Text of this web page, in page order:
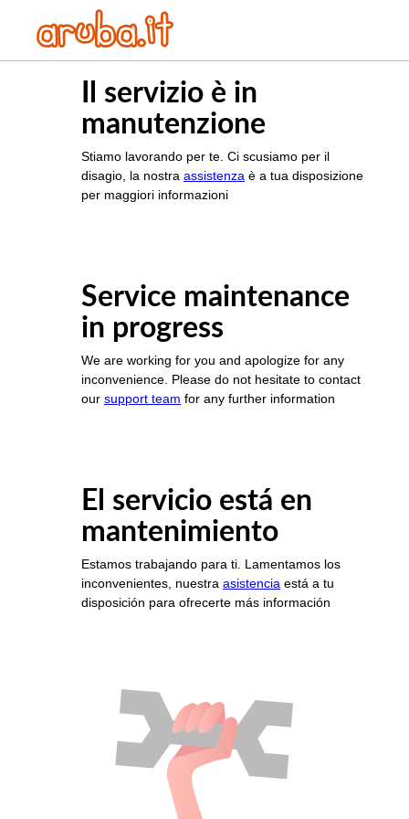
Il servizio è in
manutenzione
Stiamo lavorando per te. Ci scusiamo per il
disagio, la nostra assistenza è a tua disposizione
per maggiori informazioni
Service maintenance
in progress
We are working for you and apologize for any
inconvenience. Please do not hesitate to contact
our support team for any further information
El servicio está en
mantenimiento
Estamos trabajando para ti. Lamentamos los
inconvenientes, nuestra asistencia está a tu
disposición para ofrecerte más información